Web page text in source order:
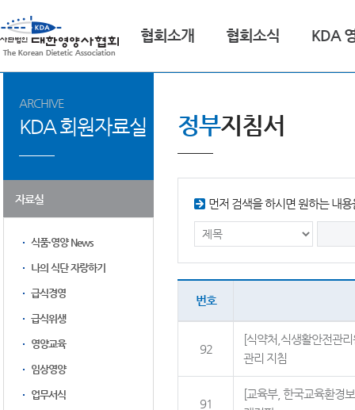
협회소개 협회소식 KDA
ARCHIVE
KDA 회원자료실
자료실
식품·영양 News
나의 식단 자랑하기
급식경영
급식위생
영양교육
임상영양
업무서식
정부지침서
먼저 검색을 하시면 원하는 내
번호
92
[식약처,식생활안전관
관리 지침
91
[교육부, 한국교육환경